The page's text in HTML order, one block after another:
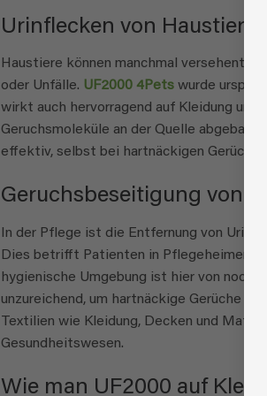
Urinflecken von
Haustiere können manchmal
oder Unfälle. UF2000 4Pets wurde
wirkt auch hervorragend auf Kleidung und
Geruchsmoleküle an der Quelle abgebaut
effektiv, selbst bei hartnäckigen
Geruchsbeseitigung von
In der Pflege ist die Entfernung von
Dies betrifft Patienten in Pflegeheimen,
hygienische Umgebung ist hier von noch
unzureichend, um hartnäckige Gerüche
Textilien wie Kleidung, Decken und
Gesundheitswesen.
Wie man UF2000 auf